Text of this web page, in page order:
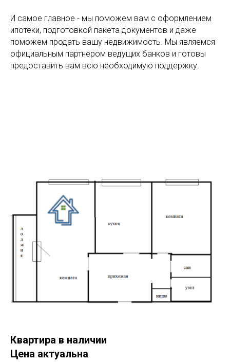
И самое главное - мы поможем вам с оформлением
ипотеки, подготовкой пакета документов и даже
поможем продать вашу недвижимость. Мы являемся
официальным партнером ведущих банков и готовы
предоставить вам всю необходимую поддержку.
Квартира в наличии
Цена актуальна